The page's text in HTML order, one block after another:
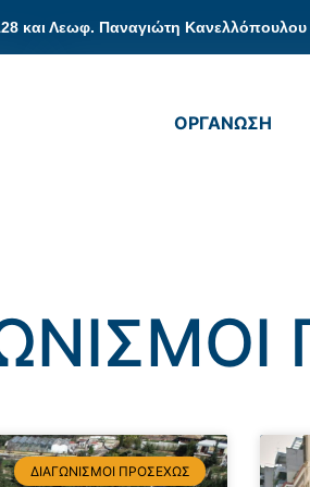
και Λεωφ. Παναγιώτη
ΟΡΓΑΝΩΣΗ
ΔΙΑΓΩΝΙΣΜΟΙ ΠΡΟΣΕΧΩΣ